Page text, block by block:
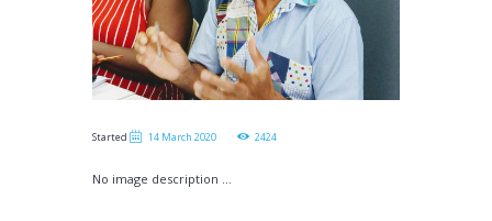
Started 14 March 2020 2424
No image description ...